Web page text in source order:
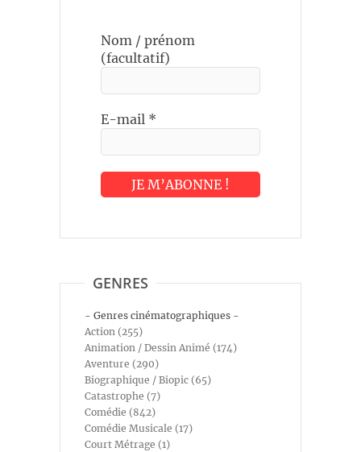
Nom / prénom
(facultatif)
E-mail *
GENRES
- Genres cinématographiques -
Action (255)
Animation / Dessin Animé (174)
Aventure (290)
Biographique / Biopic (65)
Catastrophe (7)
Comédie (842)
Comédie Musicale (17)
Court Métrage (1)